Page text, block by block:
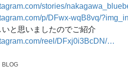
stories/
p/DFwx-wqB8vq/
と思いましたのでご紹介
reel/DFxj0i3BcDN/…
BLOG